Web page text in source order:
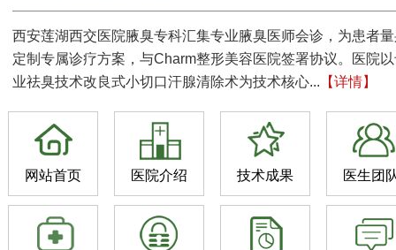
西安莲湖西交医院腋臭专科汇集专业腋臭医师会诊，为患者
定制专属诊疗方案，与Charm整形美容医院签署协议。医院
业祛臭技术改良式小切口汗腺清除术为技术核心... 【详情】
网站首页 医院介绍 技术成果 医生团